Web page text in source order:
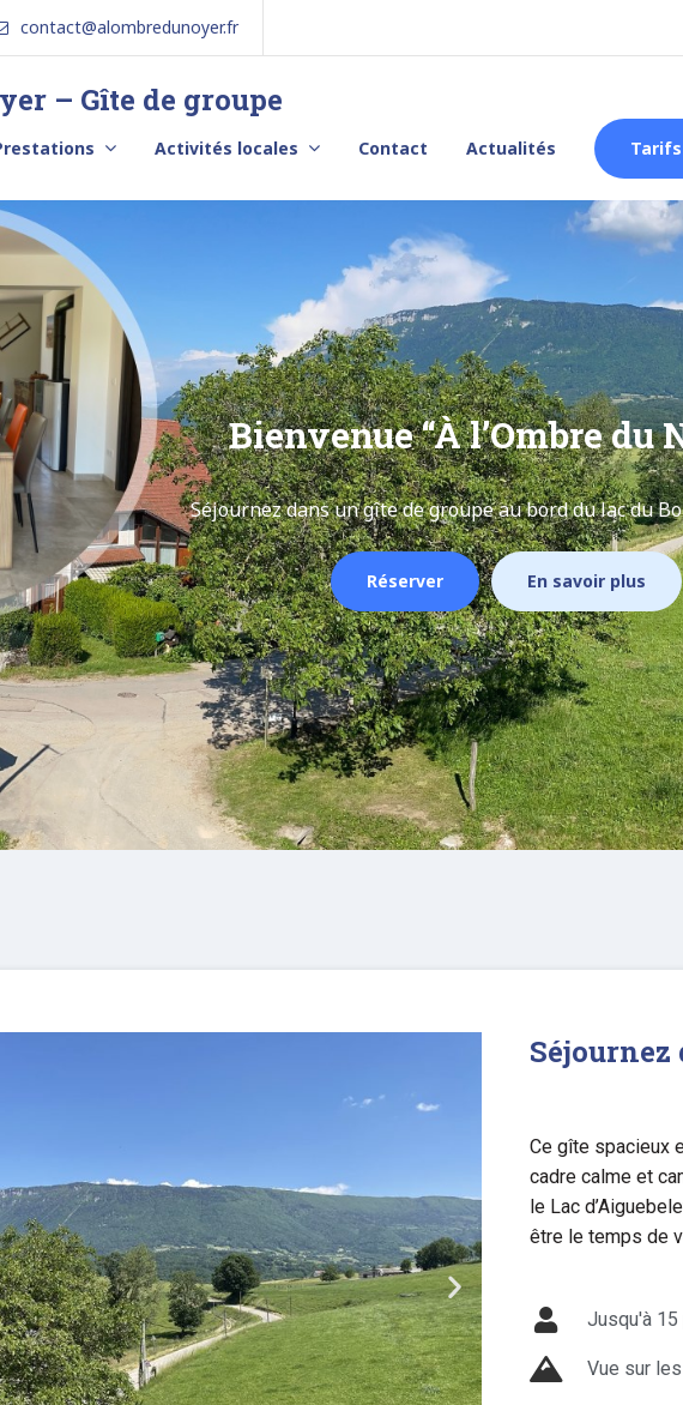
contact@alombredunoyer.fr
– Gîte de groupe
Activités locales Contact Actualités
Bienvenue “À l’Ombre du
Séjournez dans un gîte de groupe au bord du lac du
Réserver En savoir plus
Ce gîte spacieux
cadre calme et
le Lac
être le temps de
Jusqu'à
Vue sur